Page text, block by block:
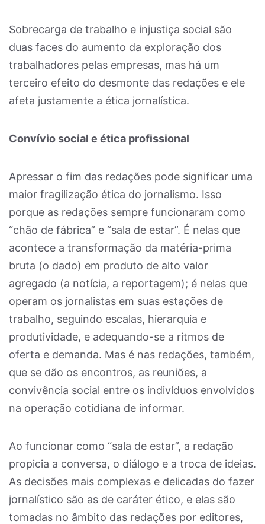
Sobrecarga de trabalho e injustiça social são
duas faces do aumento da exploração dos
trabalhadores pelas empresas, mas há um
terceiro efeito do desmonte das redações e ele
afeta justamente a ética jornalística.
Convívio social e ética profissional
Apressar o fim das redações pode significar uma
maior fragilização ética do jornalismo. Isso
porque as redações sempre funcionaram como
“chão de fábrica” e “sala de estar”. É nelas que
acontece a transformação da matéria-prima
bruta (o dado) em produto de alto valor
agregado (a notícia, a reportagem); é nelas que
operam os jornalistas em suas estações de
trabalho, seguindo escalas, hierarquia e
produtividade, e adequando-se a ritmos de
oferta e demanda. Mas é nas redações, também,
que se dão os encontros, as reuniões, a
convivência social entre os indivíduos envolvidos
na operação cotidiana de informar.
Ao funcionar como “sala de estar”, a redação
propicia a conversa, o diálogo e a troca de ideias.
As decisões mais complexas e delicadas do fazer
jornalístico são as de caráter ético, e elas são
tomadas no âmbito das redações por editores,